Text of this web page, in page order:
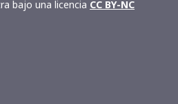
bajo una licencia CC BY-NC